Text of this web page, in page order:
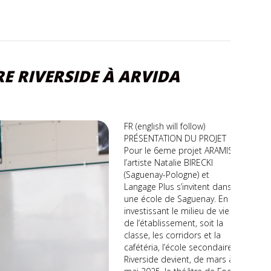
RIVERSIDE À ARVIDA
FR (english will follow)
PRÉSENTATION DU PROJET
Pour le 6eme projet ARAMIS
l’artiste Natalie BIRECKI
(Saguenay-Pologne) et
Langage Plus s’invitent dans
une école de Saguenay. En
investissant le milieu de vie
de l’établissement, soit la
classe, les corridors et la
cafétéria, l’école secondaire
Riverside devient, de mars à